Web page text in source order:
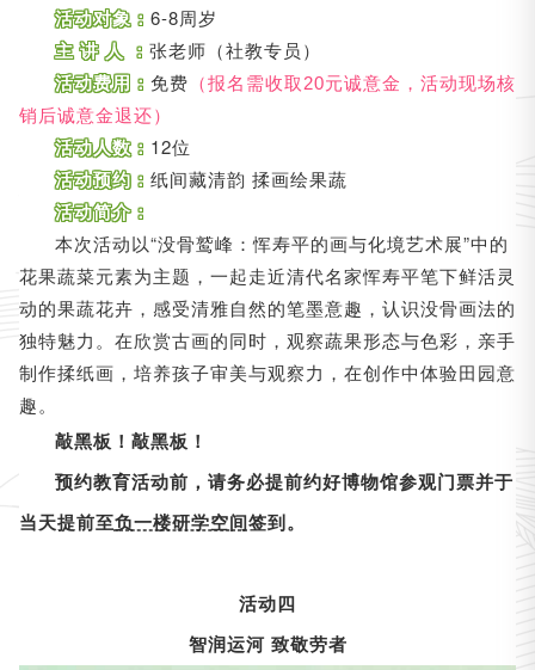
活动对象： 6-8周岁
主 讲 人 ： 张老师（社教专员）
活动费用： 免费 （报名需收取20元诚意金，活动现场核
销后诚意金退还）
活动人数： 12位
活动预约： 纸间藏清韵 揉画绘果蔬
活动简介：
本次活动以“没骨鹫峰：恽寿平的画与化境艺术展”中的
花果蔬菜元素为主题，一起走近清代名家恽寿平笔下鲜活灵
动的果蔬花卉，感受清雅自然的笔墨意趣，认识没骨画法的
独特魅力。在欣赏古画的同时，观察蔬果形态与色彩，亲手
制作揉纸画，培养孩子审美与观察力，在创作中体验田园意
趣。
敲黑板！敲黑板！
预约教育活动前，请务必提前约好博物馆参观门票并于
当天提前至负一楼研学空间签到。
活动四
智润运河 致敬劳者